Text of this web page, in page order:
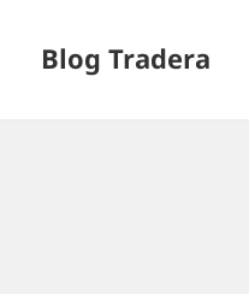
Blog Tradera